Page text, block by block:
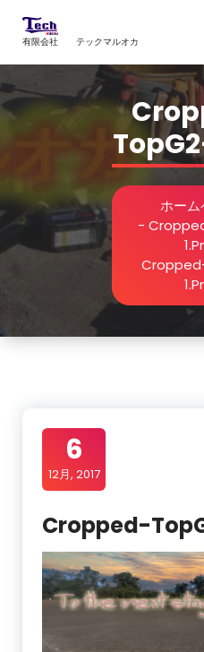
ン
ツ
へ
有限会社 テックマルオカ
ホーム
-
6
12月, 2017
Cropped-